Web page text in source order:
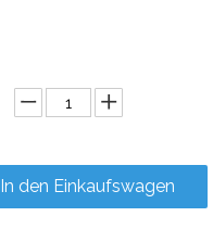
In den Einkaufswagen